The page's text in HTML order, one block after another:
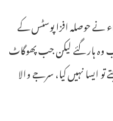
نے حوصلہ افزا پوسٹس کے
وہ ہار گئے لیکن جب پھوگاٹ
ایسا نہیں کیا، سرجے والا